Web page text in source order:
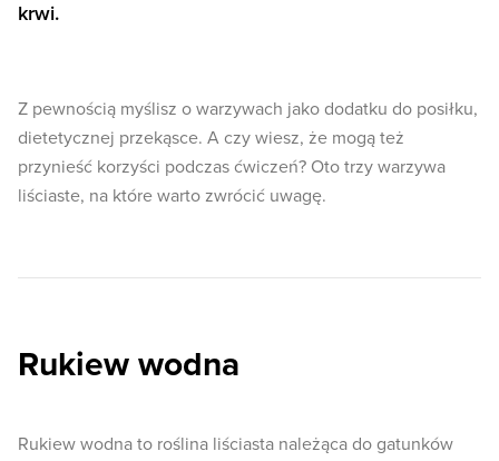
krwi.
Z pewnością myślisz o warzywach jako dodatku do posiłku,
dietetycznej przekąsce. A czy wiesz, że mogą też
przynieść korzyści podczas ćwiczeń? Oto trzy warzywa
liściaste, na które warto zwrócić uwagę.
Rukiew wodna
Rukiew wodna to roślina liściasta należąca do gatunków